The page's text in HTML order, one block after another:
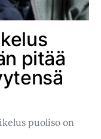
pitää
puoliso on